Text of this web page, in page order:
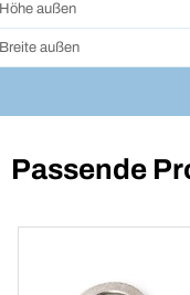
Höhe außen
Breite außen
Passende